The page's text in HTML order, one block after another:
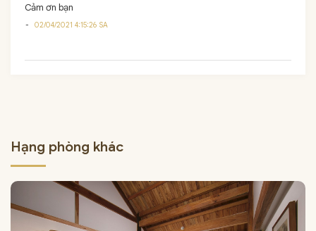
Cảm ơn bạn
02/04/2021 4:15:26 SA
Hạng phòng khác